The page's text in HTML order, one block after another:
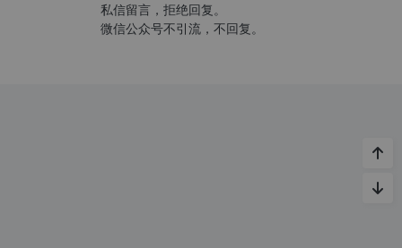
私信留言，拒绝回复。
微信公众号不引流，不回复。